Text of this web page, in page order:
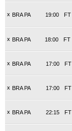
x BRA PA FT
19:00
x BRA PA FT
18:00
x BRA PA FT
17:00
x BRA PA FT
17:00
x BRA PA FT
22:15